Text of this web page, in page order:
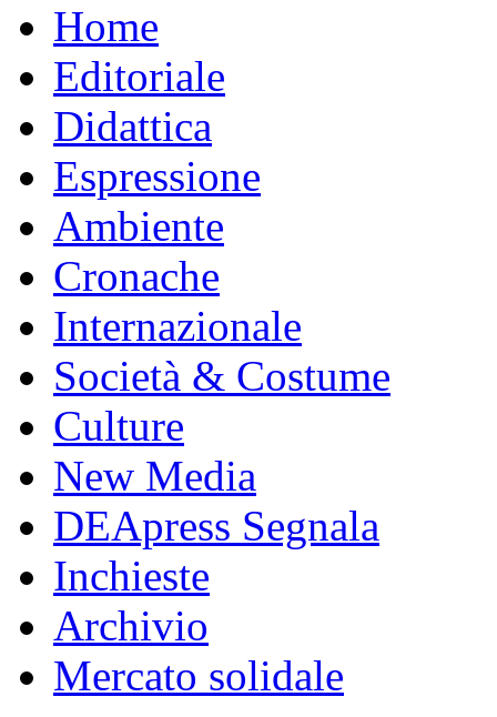
Home
Editoriale
Didattica
Espressione
Ambiente
Cronache
Internazionale
Società & Costume
Culture
New Media
DEApress Segnala
Inchieste
Archivio
Mercato solidale